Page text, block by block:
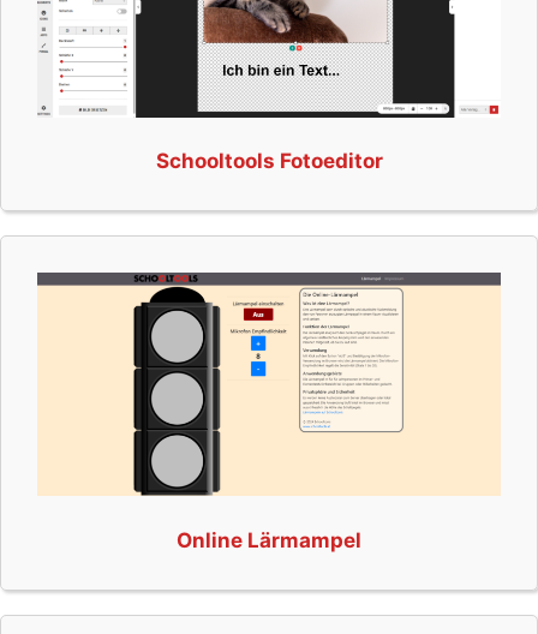
Schooltools Fotoeditor
Online Lärmampel